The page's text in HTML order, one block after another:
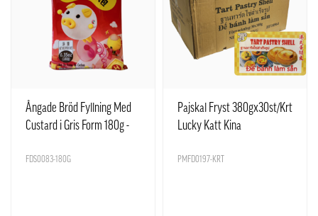
Ångade Bröd Fyllning Med
Custard i Gris Form 180g -
FDS0083-180G
Pajskal Fryst 380gx30st/Krt
Lucky Katt Kina
PMFD0197-KRT